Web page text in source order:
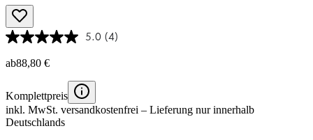
5.0 (4)
ab88,80 €
Komplettpreis
inkl. MwSt. versandkostenfrei – Lieferung nur innerhalb
Deutschlands